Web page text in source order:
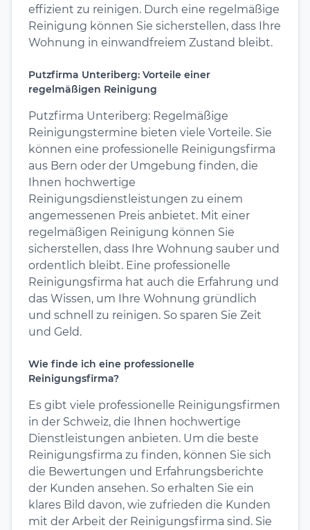
effizient zu reinigen. Durch eine regelmäßige
Reinigung können Sie sicherstellen, dass Ihre
Wohnung in einwandfreiem Zustand bleibt.
Putzfirma Unteriberg: Vorteile einer
regelmäßigen Reinigung
Putzfirma Unteriberg: Regelmäßige
Reinigungstermine bieten viele Vorteile. Sie
können eine professionelle Reinigungsfirma
aus Bern oder der Umgebung finden, die
Ihnen hochwertige
Reinigungsdienstleistungen zu einem
angemessenen Preis anbietet. Mit einer
regelmäßigen Reinigung können Sie
sicherstellen, dass Ihre Wohnung sauber und
ordentlich bleibt. Eine professionelle
Reinigungsfirma hat auch die Erfahrung und
das Wissen, um Ihre Wohnung gründlich
und schnell zu reinigen. So sparen Sie Zeit
und Geld.
Wie finde ich eine professionelle
Reinigungsfirma?
Es gibt viele professionelle Reinigungsfirmen
in der Schweiz, die Ihnen hochwertige
Dienstleistungen anbieten. Um die beste
Reinigungsfirma zu finden, können Sie sich
die Bewertungen und Erfahrungsberichte
der Kunden ansehen. So erhalten Sie ein
klares Bild davon, wie zufrieden die Kunden
mit der Arbeit der Reinigungsfirma sind. Sie